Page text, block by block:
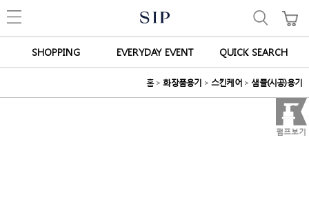
SHOPPING EVERYDAY EVENT QUICK SEARCH
홈 > 화장품용기 > 스킨케어 > 샘플(시공)용기
펌프보기